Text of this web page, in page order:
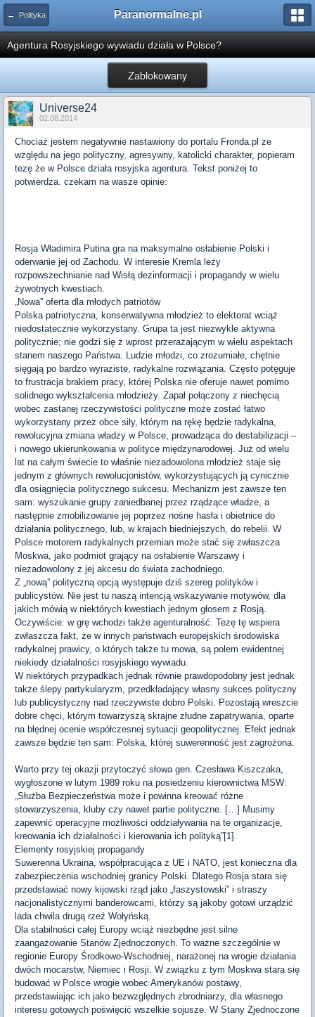
← Polityka Paranormalne.pl
Agentura Rosyjskiego wywiadu działa w Polsce?
Zablokowany
Universe24
02.08.2014
Chociaż jestem negatywnie nastawiony do portalu Fronda.pl ze
względu na jego polityczny, agresywny, katolicki charakter, popieram
tezę że w Polsce działa rosyjska agentura. Tekst poniżej to
potwierdza. czekam na wasze opinie:
Rosja Władimira Putina gra na maksymalne osłabienie Polski i
oderwanie jej od Zachodu. W interesie Kremla leży
rozpowszechnianie nad Wisłą dezinformacji i propagandy w wielu
żywotnych kwestiach.
„Nowa” oferta dla młodych patriotów
Polska patriotyczna, konserwatywna młodzież to elektorat wciąż
niedostatecznie wykorzystany. Grupa ta jest niezwykle aktywna
politycznie; nie godzi się z wprost przerażającym w wielu aspektach
stanem naszego Państwa. Ludzie młodzi, co zrozumiałe, chętnie
sięgają po bardzo wyraziste, radykalne rozwiązania. Często potęguje
to frustracja brakiem pracy, której Polska nie oferuje nawet pomimo
solidnego wykształcenia młodzieży. Zapał połączony z niechęcią
wobec zastanej rzeczywistości polityczne może zostać łatwo
wykorzystany przez obce siły, którym na rękę będzie radykalna,
rewolucyjna zmiana władzy w Polsce, prowadząca do destabilizacji –
i nowego ukierunkowania w polityce międzynarodowej. Już od wielu
lat na całym świecie to właśnie niezadowolona młodzież staje się
jednym z głównych rewolucjonistów, wykorzystujących ją cynicznie
dla osiągnięcia politycznego sukcesu. Mechanizm jest zawsze ten
sam: wyszukanie grupy zaniedbanej przez rządzące władze, a
następnie zmobilizowanie jej poprzez nośne hasła i obietnice do
działania politycznego, lub, w krajach biedniejszych, do rebelii. W
Polsce motorem radykalnych przemian może stać się zwłaszcza
Moskwa, jako podmiot grający na osłabienie Warszawy i
niezadowolony z jej akcesu do świata zachodniego.
Z „nową” polityczną opcją występuje dziś szereg polityków i
publicystów. Nie jest tu naszą intencją wskazywanie motywów, dla
jakich mówią w niektórych kwestiach jednym głosem z Rosją.
Oczywiście: w grę wchodzi także agenturalność. Tezę tę wspiera
zwłaszcza fakt, że w innych państwach europejskich środowiska
radykalnej prawicy, o których także tu mowa, są polem ewidentnej
niekiedy działalności rosyjskiego wywiadu.
W niektórych przypadkach jednak równie prawdopodobny jest jednak
także ślepy partykularyzm, przedkładający własny sukces polityczny
lub publicystyczny nad rzeczywiste dobro Polski. Pozostają wreszcie
dobre chęci, którym towarzyszą skrajne złudne zapatrywania, oparte
na błędnej ocenie współczesnej sytuacji geopolitycznej. Efekt jednak
zawsze będzie ten sam: Polska, której suwerenność jest zagrożona.
Warto przy tej okazji przytoczyć słowa gen. Czesława Kiszczaka,
wygłoszone w lutym 1989 roku na posiedzeniu kierownictwa MSW:
„Służba Bezpieczeństwa może i powinna kreować różne
stowarzyszenia, kluby czy nawet partie polityczne. […] Musimy
zapewnić operacyjne możliwości oddziaływania na te organizacje,
kreowania ich działalności i kierowania ich polityką”[1].
Elementy rosyjskiej propagandy
Suwerenna Ukraina, współpracująca z UE i NATO, jest konieczna dla
zabezpieczenia wschodniej granicy Polski. Dlatego Rosja stara się
przedstawiać nowy kijowski rząd jako „faszystowski” i straszy
nacjonalistycznymi banderowcami, którzy są jakoby gotowi urządzić
lada chwila drugą rzeź Wołyńską.
Dla stabilności całej Europy wciąż niezbędne jest silne
zaangażowanie Stanów Zjednoczonych. To ważne szczególnie w
regionie Europy Środkowo-Wschodniej, narażonej na wrogie działania
dwóch mocarstw, Niemiec i Rosji. W związku z tym Moskwa stara się
budować w Polsce wrogie wobec Amerykanów postawy,
przedstawiając ich jako bezwzględnych zbrodniarzy, dla własnego
interesu gotowych poświęcić wszelkie sojusze. W Stany Zjednoczone